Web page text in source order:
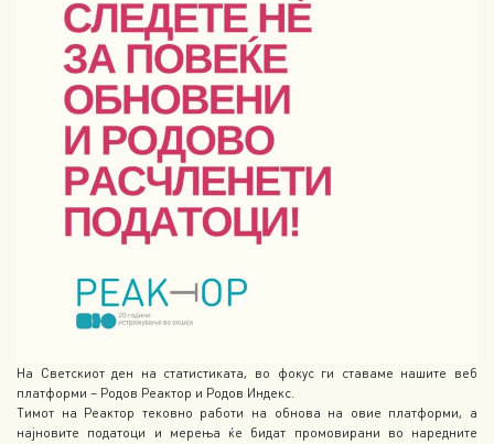
На Светскиот ден на статистиката, во фокус ги ставаме нашите веб
платформи – Родов Реактор и Родов Индекс.
Тимот на Реактор тековно работи на обнова на овие платформи, а
најновите податоци и мерења ќе бидат промовирани во наредните